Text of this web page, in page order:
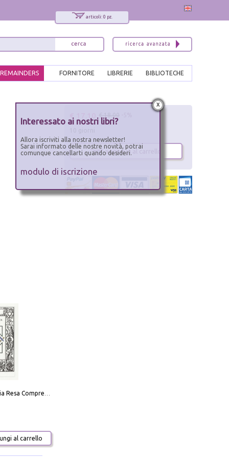
articoli: 0 pz.
BIBLIOTECHE
LIBRERIE
FORNITORE
REMAINDERS
La Massoneria Resa Comprensibile ai Suoi Adepti. Vol. 3: il Maestro.
al carrello
€ 17.10
aggiungi al carrello
x
Interessato ai nostri libri?
Allora iscriviti alla nostra newsletter!
Sarai informato delle nostre novità, potrai
comunque cancellarti quando desideri.
modulo di iscrizione